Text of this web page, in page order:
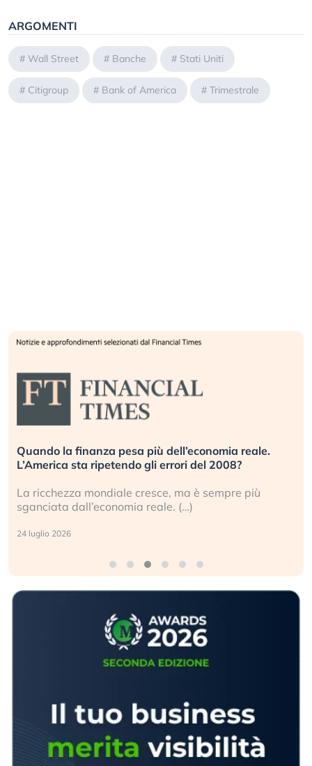
ARGOMENTI
# Wall Street # Banche # Stati Uniti
# Citigroup # Bank of America # Trimestrale
Quando la finanza pesa più dell’economia reale.
L’America sta ripetendo gli errori del 2008?
La ricchezza mondiale cresce, ma è sempre più
sganciata dall’economia reale. (…)
24 luglio 2026